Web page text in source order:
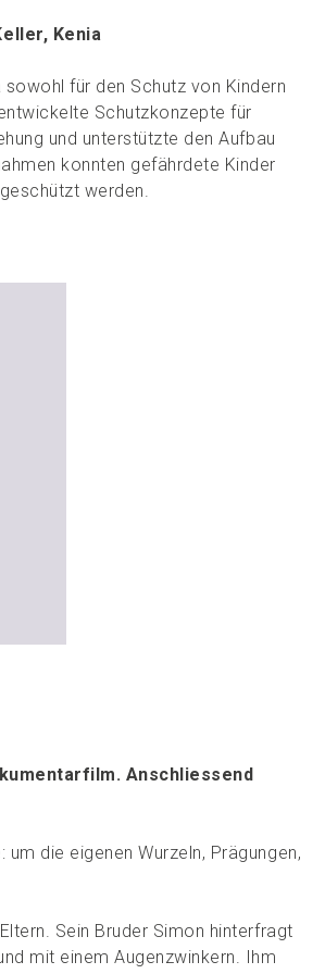
Kenia
für den Schutz von Kindern
Schutzkonzepte für
und unterstützte den Aufbau
konnten gefährdete Kinder
werden.
Anschliessend
die eigenen Wurzeln, Prägungen,
Sein Bruder Simon hinterfragt
mit einem Augenzwinkern. Ihm